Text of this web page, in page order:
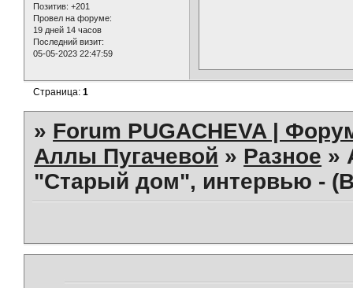
Позитив: +201
Провел на форуме:
19 дней 14 часов
Последний визит:
05-05-2023 22:47:59
Страница:1
» Forum PUGACHEVA |
Аллы Пугачевой » Разное »
"Старый дом", интервью -